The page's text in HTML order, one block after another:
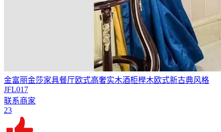
金富丽金莎家具餐厅欧式高奢实木酒柜榉木欧式新古典风格
JFL017
联系商家
23